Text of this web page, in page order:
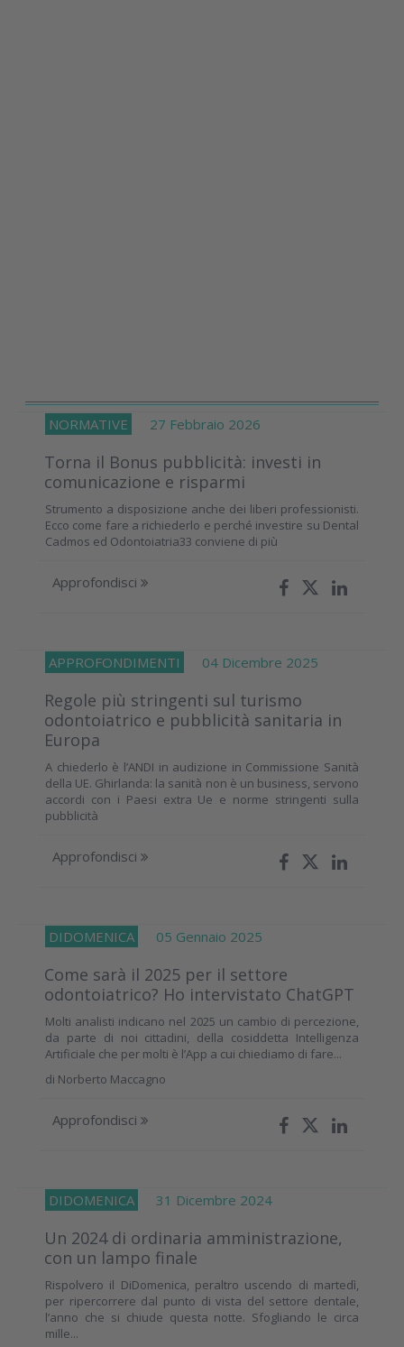
NORMATIVE 27 Febbraio 2026
Torna il Bonus pubblicità: investi in
comunicazione e risparmi
Strumento a disposizione anche dei liberi professionisti.
Ecco come fare a richiederlo e perché investire su Dental
Cadmos ed Odontoiatria33 conviene di più
Approfondisci
APPROFONDIMENTI 04 Dicembre 2025
Regole più stringenti sul turismo
odontoiatrico e pubblicità sanitaria in
Europa
A chiederlo è l’ANDI in audizione in Commissione Sanità
della UE. Ghirlanda: la sanità non è un business, servono
accordi con i Paesi extra Ue e norme stringenti sulla
pubblicità
Approfondisci
DIDOMENICA 05 Gennaio 2025
Come sarà il 2025 per il settore
odontoiatrico? Ho intervistato ChatGPT
Molti analisti indicano nel 2025 un cambio di percezione,
da parte di noi cittadini, della cosiddetta Intelligenza
Artificiale che per molti è l’App a cui chiediamo di fare...
di Norberto Maccagno
Approfondisci
DIDOMENICA 31 Dicembre 2024
Un 2024 di ordinaria amministrazione,
con un lampo finale
Rispolvero il DiDomenica, peraltro uscendo di martedì,
per ripercorrere dal punto di vista del settore dentale,
l’anno che si chiude questa notte. Sfogliando le circa
mille...